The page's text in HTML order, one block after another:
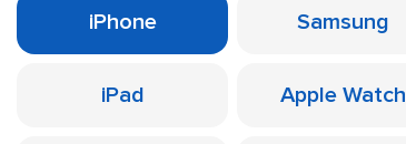
iPhone Samsung
iPad Apple Watch